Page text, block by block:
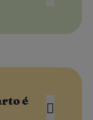
é